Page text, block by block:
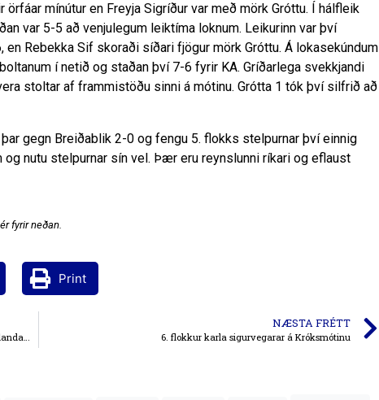
mínútur en Freyja Sigríður var með mörk Gróttu. Í hálfleik
var 5-5 að venjulegum leiktíma loknum. Leikurinn var því
Rebekka Sif skoraði síðari fjögur mörk Gróttu. Á lokasekúndum
í netið og staðan því 7-6 fyrir KA. Gríðarlega svekkjandi
stoltar af frammistöðu sinni á mótinu. Grótta 1 tók því silfrið að
gegn Breiðablik 2-0 og fengu 5. flokks stelpurnar því einnig
nutu stelpurnar sín vel. Þær eru reynslunni ríkari og eflaust
fyrir neðan.
Print
Grímur Ingi, Kjartan Kári og Orri Steinn gerðu það gott á Norðurlandamótinu í Danmörku
NÆSTA FRÉTT
6. flokkur karla sigurvegarar á Króksmótinu